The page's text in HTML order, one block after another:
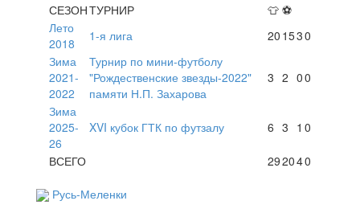
СЕЗОНТУРНИР 👕 ⚽
Лето
2018
1-я лига 20 1530
Зима
2021-
2022
Турнир по мини-футболу
"Рождественские звезды-2022"
памяти Н.П. Захарова
3 2 00
Зима
2025-
26
XVI кубок ГТК по футзалу 6 3 1 0
ВСЕГО 292040
Русь-Меленки